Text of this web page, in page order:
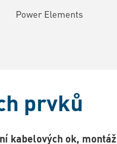
Power Elements
prvků
kabelových ok, montáž